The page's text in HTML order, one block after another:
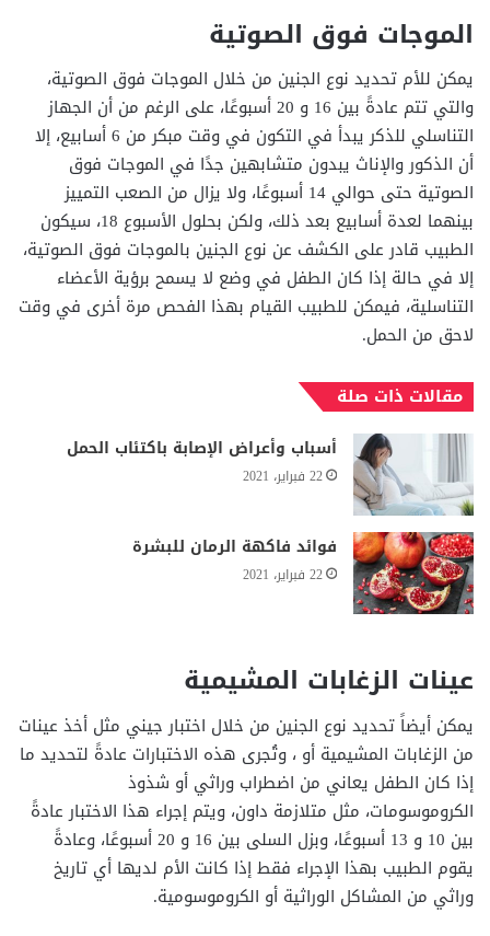
الموجات فوق الصوتية
يمكن للأم تحديد نوع الجنين من خلال الموجات فوق الصوتية،
والتي تتم عادةً بين 16 و 20 أسبوعًا، على الرغم من أن الجهاز
التناسلي للذكر يبدأ في التكون في وقت مبكر من 6 أسابيع، إلا
أن الذكور والإناث يبدون متشابهين جدًا في الموجات فوق
الصوتية حتى حوالي 14 أسبوعًا، ولا يزال من الصعب التمييز
بينهما لعدة أسابيع بعد ذلك، ولكن بحلول الأسبوع 18، سيكون
الطبيب قادر على الكشف عن نوع الجنين بالموجات فوق الصوتية،
إلا في حالة إذا كان الطفل في وضع لا يسمح برؤية الأعضاء
التناسلية، فيمكن للطبيب القيام بهذا الفحص مرة أخرى في وقت
لاحق من الحمل.
مقالات ذات صلة
أسباب وأعراض الإصابة باكتئاب الحمل
22 فبراير، 2021
فوائد فاكهة الرمان للبشرة
22 فبراير، 2021
عينات الزغابات المشيمية
يمكن أيضاً تحديد نوع الجنين من خلال اختبار جيني مثل أخذ عينات
من الزغابات المشيمية أو ، وتُجرى هذه الاختبارات عادةً لتحديد ما
إذا كان الطفل يعاني من اضطراب وراثي أو شذوذ
الكروموسومات، مثل متلازمة داون، ويتم إجراء هذا الاختبار عادةً
بين 10 و 13 أسبوعًا، وبزل السلى بين 16 و 20 أسبوعًا، وعادةً
يقوم الطبيب بهذا الإجراء فقط إذا كانت الأم لديها أي تاريخ
وراثي من المشاكل الوراثية أو الكروموسومية.